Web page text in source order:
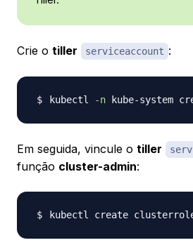
Crie o tiller serviceaccount :
kubectl -n
Em seguida, vincule o tiller
função cluster-admin:
kubectl create